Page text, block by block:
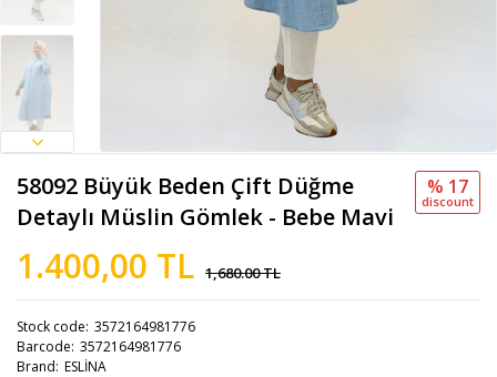
58092 Büyük Beden Çift Düğme
Detaylı Müslin Gömlek - Bebe Mavi
1.400,00 TL 1,680.00 TL
% 17
discount
Stock code 3572164981776
Barcode 3572164981776
Brand ESLİNA